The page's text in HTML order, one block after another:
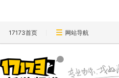
17173首页 网站导航